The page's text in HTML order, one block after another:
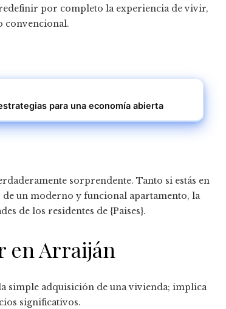
por completo la experiencia de vivir,
convencional.
para una economía abierta
sorprendente. Tanto si estás en
un moderno y funcional apartamento, la
de los residentes de {Paises}.
en Arraiján
simple adquisición de una vivienda; implica
significativos.